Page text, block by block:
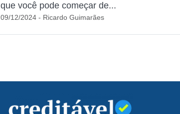
que você pode começar de...
09/12/2024 - Ricardo Guimarães